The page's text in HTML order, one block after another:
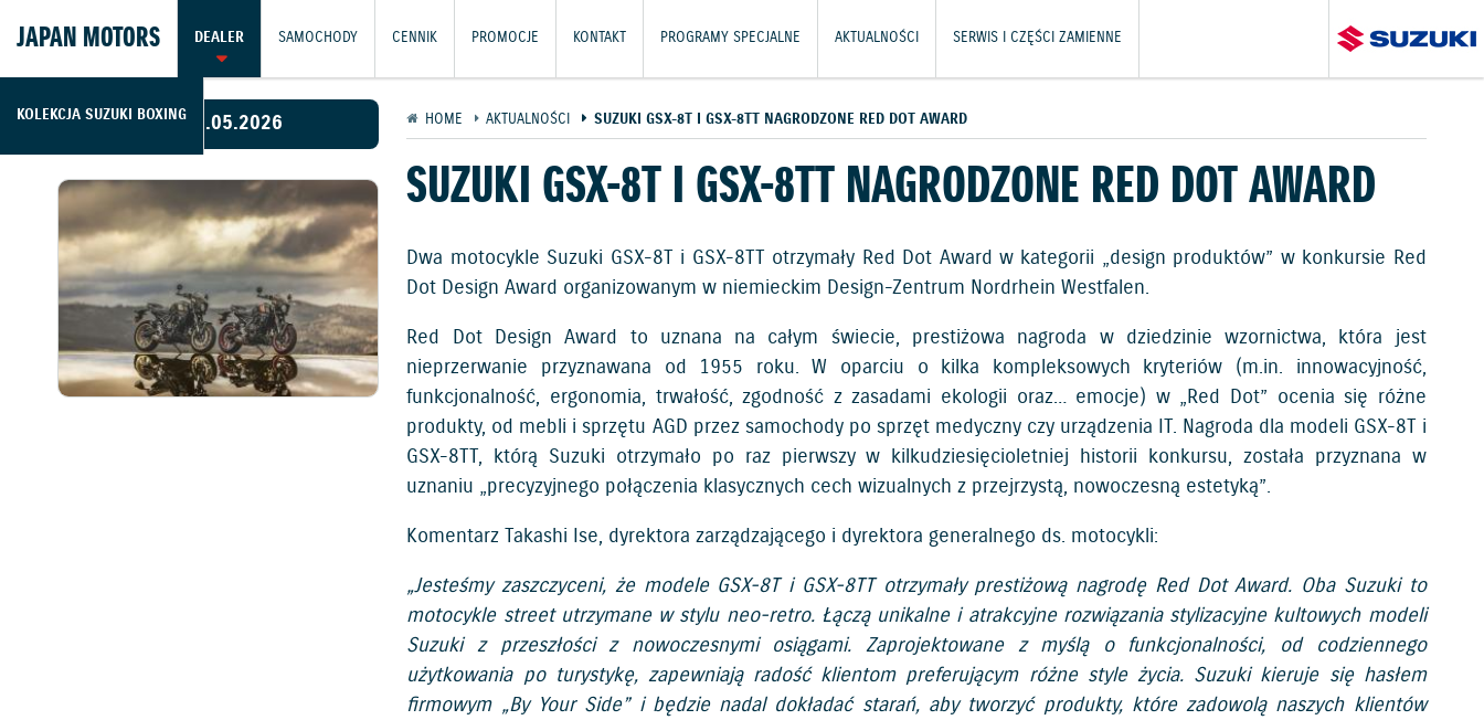
JAPAN MOTORS DEALER SAMOCHODY CENNIK PROMOCJE KONTAKT PROGRAMY SPECJALNE AKTUALNOŚCI SERWIS I CZĘŚCI ZAMIENNE
KOLEKCJA SUZUKI BOXING08.05.2026 HOME AKTUALNOŚCI SUZUKI GSX-8T I GSX-8TT NAGRODZONE RED DOT AWARD
SUZUKI GSX-8T I GSX-8TT NAGRODZONE RED DOT AWARD
Dwa motocykle Suzuki GSX-8T i GSX-8TT otrzymały Red Dot Award w kategorii „design produktów” w konkursie Red
Dot Design Award organizowanym w niemieckim Design-Zentrum Nordrhein Westfalen.
Red Dot Design Award to uznana na całym świecie, prestiżowa nagroda w dziedzinie wzornictwa, która jest
nieprzerwanie przyznawana od 1955 roku. W oparciu o kilka kompleksowych kryteriów (m.in. innowacyjność,
funkcjonalność, ergonomia, trwałość, zgodność z zasadami ekologii oraz… emocje) w „Red Dot” ocenia się różne
produkty, od mebli i sprzętu AGD przez samochody po sprzęt medyczny czy urządzenia IT. Nagroda dla modeli GSX-8T i
GSX-8TT, którą Suzuki otrzymało po raz pierwszy w kilkudziesięcioletniej historii konkursu, została przyznana w
uznaniu „precyzyjnego połączenia klasycznych cech wizualnych z przejrzystą, nowoczesną estetyką”.
Komentarz Takashi Ise, dyrektora zarządzającego i dyrektora generalnego ds. motocykli:
„Jesteśmy zaszczyceni, że modele GSX-8T i GSX-8TT otrzymały prestiżową nagrodę Red Dot Award. Oba Suzuki to
motocykle street utrzymane w stylu neo-retro. Łączą unikalne i atrakcyjne rozwiązania stylizacyjne kultowych modeli
Suzuki z przeszłości z nowoczesnymi osiągami. Zaprojektowane z myślą o funkcjonalności, od codziennego
użytkowania po turystykę, zapewniają radość klientom preferującym różne style życia. Suzuki kieruje się hasłem
firmowym „By Your Side” i będzie nadal dokładać starań, aby tworzyć produkty, które zadowolą naszych klientów